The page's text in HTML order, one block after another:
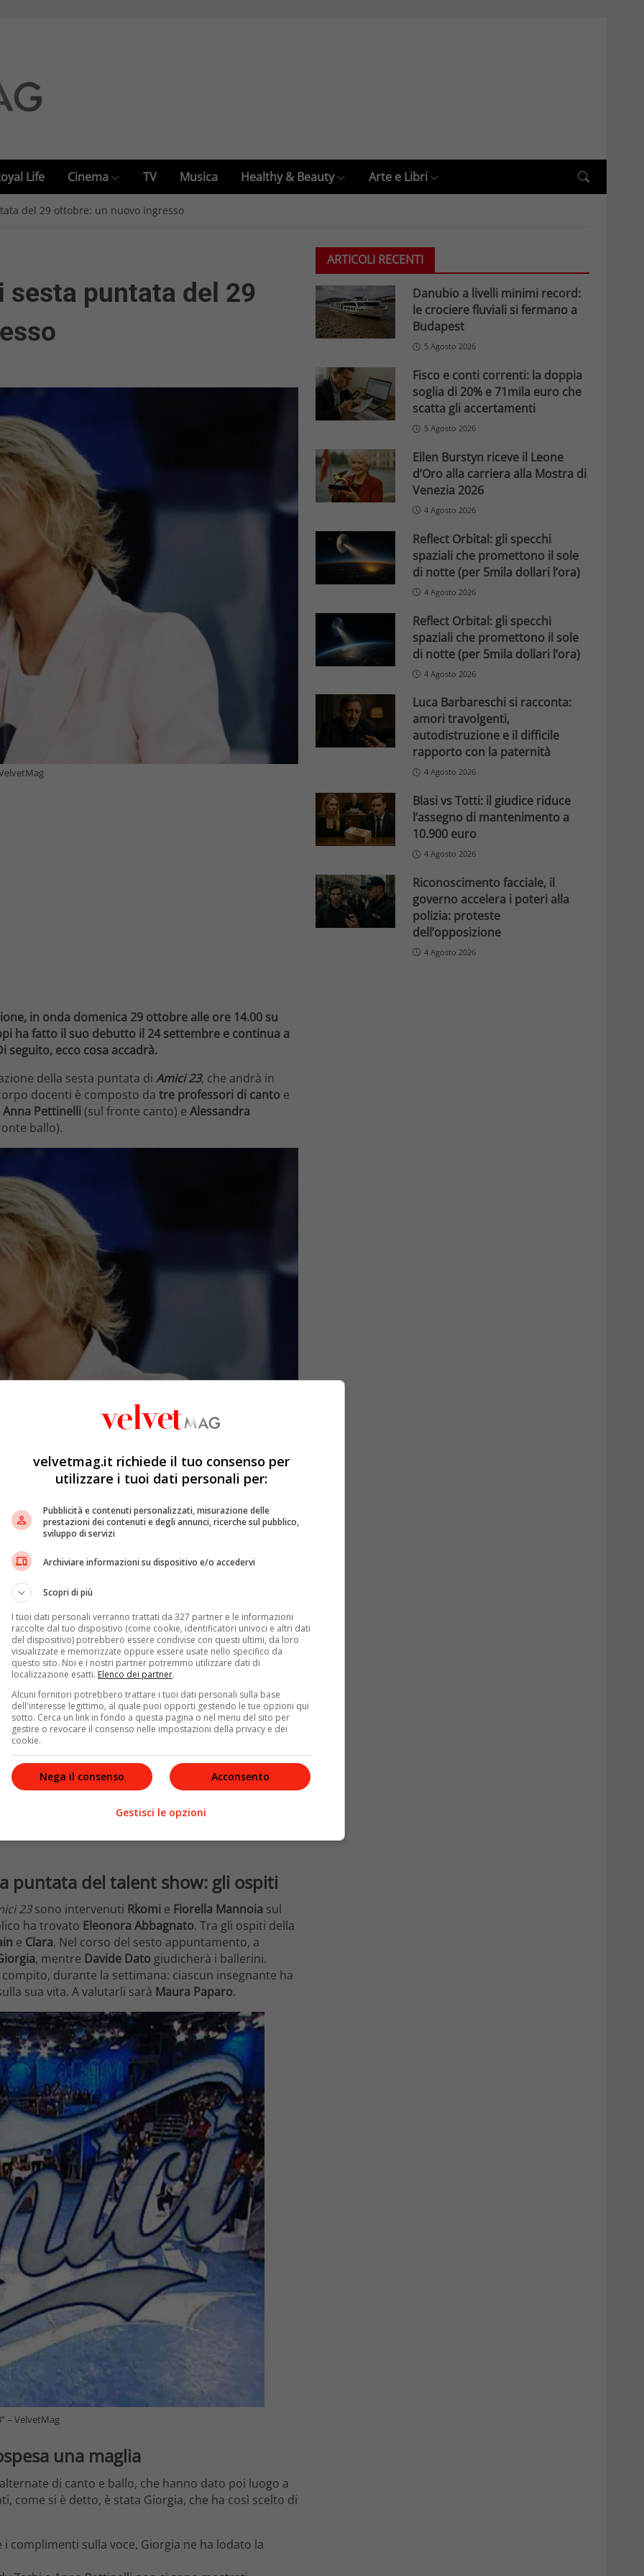
Life Cinema TV Musica Healthy & Beauty Arte e Libri
del 29 ottobre: un nuovo ingresso
puntata del 29
in onda domenica 29 ottobre alle ore 14.00 su
ha fatto il suo debutto il 24 settembre e continua a
seguito, ecco cosa accadrà.
della sesta puntata di Amici 23, che andrà in
docenti è composto da tre professori di canto e
Anna Pettinelli(sul fronte canto) e Alessandra
ballo).
sono stati i portaliAmici NewseSuper Guida Tv
a sfidarsi sulle gare cover e coreografie dinanzi a
le gare e i compiti per gli allievi, chiamati a
nuovo appuntamento vedràMida , allievo di Lorella
domenica 29 ottobre.
puntata del talent show: gli ospiti
23sono intervenuti Rkomi e Fiorella Mannoia sul
ha trovato Eleonora Abbagnato. Tra gli ospiti della
e Clara. Nel corso del sesto appuntamento, a
, mentre Davide Dato giudicherà i ballerini.
durante la settimana: ciascun insegnante ha
sua vita. A valutarli sarà Maura Paparo.
– VelvetMag
una maglia
di canto e ballo, che hanno dato poi luogo a
come si è detto, è stata Giorgia, che ha così scelto di
i complimenti sulla voce, Giorgia ne ha lodato la
ARTICOLI RECENTI
Danubio a livelli minimi record:
le crociere fluviali si fermano a
Budapest
5 Agosto 2026
Fisco e conti correnti: la doppia
soglia di 20% e 71mila euro che
scatta gli accertamenti
5 Agosto 2026
Ellen Burstyn riceve il Leone
d’Oro alla carriera alla Mostra di
Venezia 2026
4 Agosto 2026
Reflect Orbital: gli specchi
spaziali che promettono il sole
di notte (per 5mila dollari l’ora)
4 Agosto 2026
Reflect Orbital: gli specchi
spaziali che promettono il sole
di notte (per 5mila dollari l’ora)
4 Agosto 2026
Luca Barbareschi si racconta:
amori travolgenti,
autodistruzione e il difficile
rapporto con la paternità
4 Agosto 2026
Blasi vs Totti: il giudice riduce
l’assegno di mantenimento a
10.900 euro
4 Agosto 2026
Riconoscimento facciale, il
governo accelera i poteri alla
polizia: proteste
dell’opposizione
4 Agosto 2026
velvetmag.it richiede il tuo consenso per
utilizzare i tuoi dati personali per:
Pubblicità e contenuti personalizzati, misurazione delle
prestazioni dei contenuti e degli annunci, ricerche sul pubblico,
sviluppo di servizi
Archiviare informazioni su dispositivo e/o accedervi
Scopri di più
I tuoi dati personali verranno trattati da 327 partner e le informazioni
raccolte dal tuo dispositivo (come cookie, identificatori univoci e altri dati
del dispositivo) potrebbero essere condivise con questi ultimi, da loro
visualizzate e memorizzate oppure essere usate nello specifico da
questo sito. Noi e i nostri partner potremmo utilizzare dati di
localizzazione esatti. Elenco dei partner.
Alcuni fornitori potrebbero trattare i tuoi dati personali sulla base
dell'interesse legittimo, al quale puoi opporti gestendo le tue opzioni qui
sotto. Cerca un link in fondo a questa pagina o nel menu del sito per
gestire o revocare il consenso nelle impostazioni della privacy e dei
cookie.
Acconsento
Nega il consenso
Gestisci le opzioni